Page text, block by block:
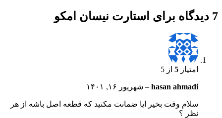
7 دیدگاه برای استارت نیسان امکو
امتیاز 5 از 5
hasan ahmadi
– شهریور ۱۶, ۱۴۰۱
سلام وقت بخیر ایا ضمانت مکنید که قطعه اصل باشه از هر
نظر ؟